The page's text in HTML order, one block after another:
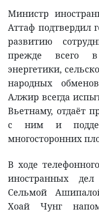
Министр
Аттаф подтвердил
развитию
прежде всего
энергетики,
народных
Алжир всегда
Вьетнаму, отдаёт
с ним и
многосторонних
В ходе
иностранных
Сельмой
Хоай Чунг